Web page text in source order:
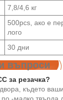
7,8/4,6 кг
500pcs, ако е
лого
30 дни
въпроси
за резачка?
където
-малко твърда